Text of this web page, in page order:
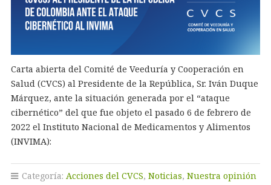
Carta abierta del Comité de Veeduría y Cooperación en
Salud (CVCS) al Presidente de la República, Sr. Iván Duque
Márquez, ante la situación generada por el “ataque
cibernético” del que fue objeto el pasado 6 de febrero de
2022 el Instituto Nacional de Medicamentos y Alimentos
(INVIMA):
Categoría: Acciones del CVCS, Noticias, Nuestra opinión